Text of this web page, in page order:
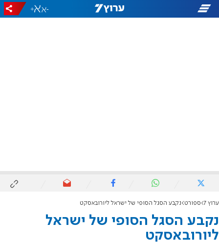
-
+
ערוץ 7 ספורט נקבע הסגל הסופי של ישראל ליורובאסקט
נקבע הסגל הסופי של ישראל
ליורובאסקט